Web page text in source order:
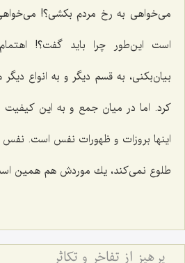
می‌خواهی به رخ مردم بكشی؟!
است این‌طور چرا باید گفت؟!
بیان‌بكنی، به قسم دیگر و به انواع
كرد. اما در میان جمع و به این
اینها بروزات و ظهورات نفس است.
طلوع نمی‌كند، یك موردش هم همین
پرهیز از تفاخر و تكاثر